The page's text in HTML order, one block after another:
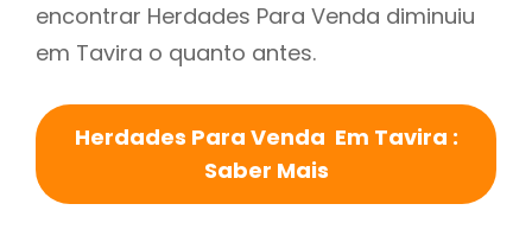
encontrar Herdades Para Venda diminuiu
em Tavira o quanto antes.
Herdades Para Venda Em Tavira :
Saber Mais